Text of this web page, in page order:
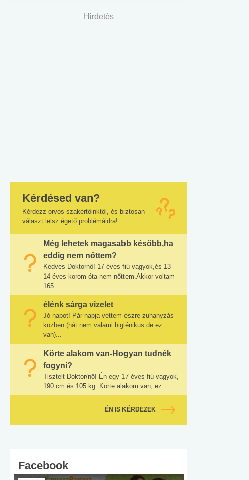
Hirdetés
Kérdésed van?
Kérdezz orvos szakértőinktől, és biztosan
választ lelsz égető problémáidra!
Még lehetek magasabb később,ha
eddig nem nőttem?
Kedves Doktornő! 17 éves fiú vagyok,és 13-
14 éves korom óta nem nőttem.Akkor voltam
165...
élénk sárga vizelet
Jó napot! Pár napja vettem észre zuhanyzás
közben (hát nem valami higiénikus de ez
van)...
Körte alakom van-Hogyan tudnék
fogyni?
Tisztelt Doktor/nő! Én egy 17 éves fiú vagyok,
190 cm és 105 kg. Körte alakom van, ez...
ÉN IS KÉRDEZEK
Facebook